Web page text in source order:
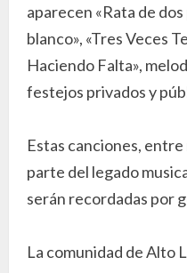
aparecen «Rata de
blanco», «Tres Veces
Haciendo Falta»,
festejos privados y
Estas canciones,
parte del legado
serán recordadas por
La comunidad de Alto